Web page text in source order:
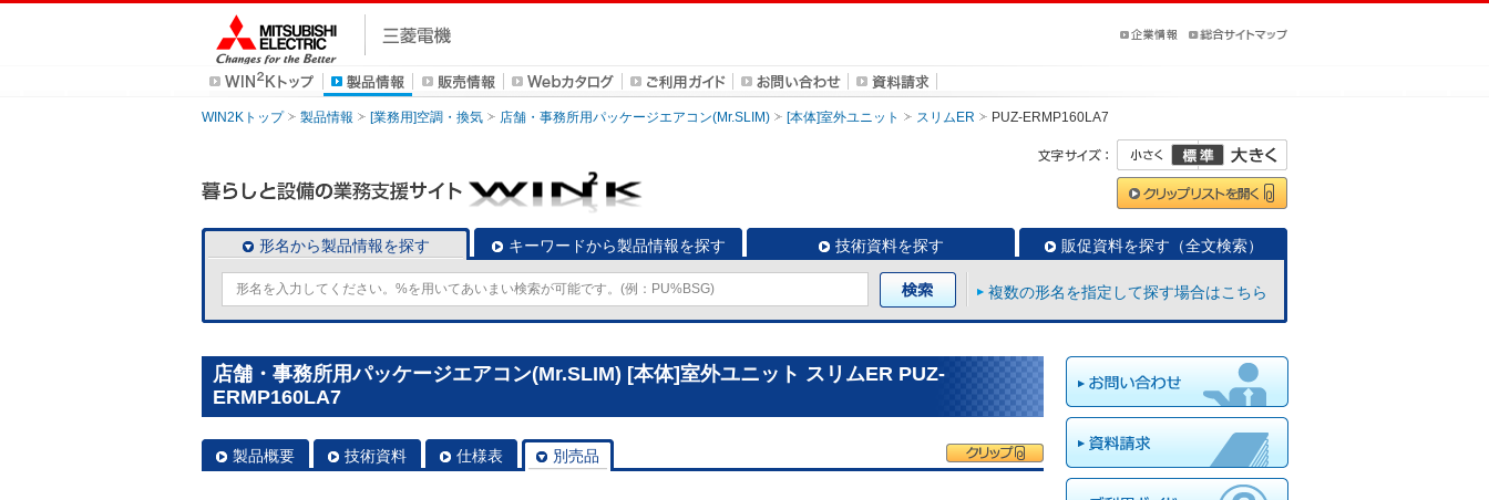
WIN2Kトップ 製品情報 [業務用]空調・換気 店舗・事務所用パッケージエアコン(Mr.SLIM) [本体]室外ユニット スリムER PUZ-ERMP160LA7
形名から製品情報を探す キーワードから製品情報を探す 技術資料を探す 販促資料を探す（全文検索）
複数の形名を指定して探す場合はこちら
店舗・事務所用パッケージエアコン(Mr.SLIM) [本体]室外ユニット スリムER PUZ-
ERMP160LA7
製品概要 技術資料 仕様表 別売品